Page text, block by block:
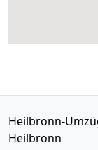
Heilbronn-
Heilbronn